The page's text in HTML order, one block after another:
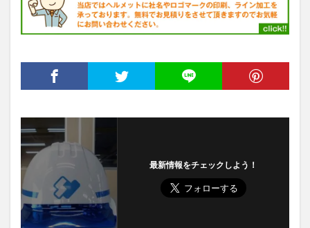
最新情報をチェックしよう！